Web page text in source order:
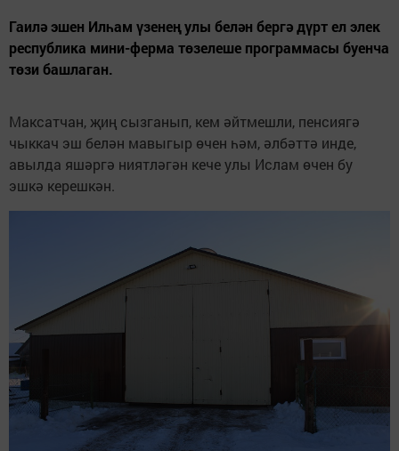
Гаилә эшен Илһам үзенең улы белән бергә дүрт ел элек
республика мини-ферма төзелеше программасы буенча
төзи башлаган.
Максатчан, җиң сызганып, кем әйтмешли, пенсиягә
чыккач эш белән мавыгыр өчен һәм, әлбәттә инде,
авылда яшәргә ниятләгән кече улы Ислам өчен бу
эшкә керешкән.